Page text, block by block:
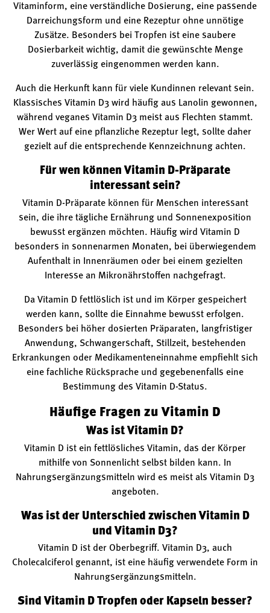
Vitaminform, eine verständliche Dosierung, eine passende
Darreichungsform und eine Rezeptur ohne unnötige
Zusätze. Besonders bei Tropfen ist eine saubere
Dosierbarkeit wichtig, damit die gewünschte Menge
zuverlässig eingenommen werden kann.
Auch die Herkunft kann für viele Kundinnen relevant sein.
Klassisches Vitamin D3 wird häufig aus Lanolin gewonnen,
während veganes Vitamin D3 meist aus Flechten stammt.
Wer Wert auf eine pflanzliche Rezeptur legt, sollte daher
gezielt auf die entsprechende Kennzeichnung achten.
Für wen können Vitamin D-Präparate
interessant sein?
Vitamin D-Präparate können für Menschen interessant
sein, die ihre tägliche Ernährung und Sonnenexposition
bewusst ergänzen möchten. Häufig wird Vitamin D
besonders in sonnenarmen Monaten, bei überwiegendem
Aufenthalt in Innenräumen oder bei einem gezielten
Interesse an Mikronährstoffen nachgefragt.
Da Vitamin D fettlöslich ist und im Körper gespeichert
werden kann, sollte die Einnahme bewusst erfolgen.
Besonders bei höher dosierten Präparaten, langfristiger
Anwendung, Schwangerschaft, Stillzeit, bestehenden
Erkrankungen oder Medikamenteneinnahme empfiehlt sich
eine fachliche Rücksprache und gegebenenfalls eine
Bestimmung des Vitamin D-Status.
Häufige Fragen zu Vitamin D
Was ist Vitamin D?
Vitamin D ist ein fettlösliches Vitamin, das der Körper
mithilfe von Sonnenlicht selbst bilden kann. In
Nahrungsergänzungsmitteln wird es meist als Vitamin D3
angeboten.
Was ist der Unterschied zwischen Vitamin D
und Vitamin D3?
Vitamin D ist der Oberbegriff. Vitamin D3, auch
Cholecalciferol genannt, ist eine häufig verwendete Form in
Nahrungsergänzungsmitteln.
Sind Vitamin D Tropfen oder Kapseln besser?